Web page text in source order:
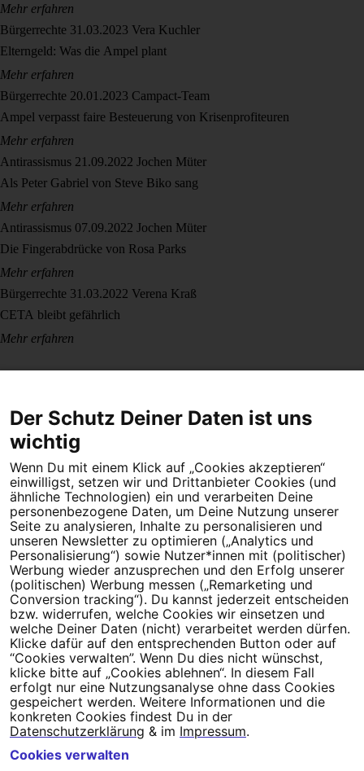
Mehr erfahren
Bürgerrechte 31.03.2023 Vera Kuchler
Elterngeld: Was die Ampel plant
Mehr erfahren
Bürgerrechte 20.01.2023 Campact-Team
Ampel verpasst faire Besteuerung von Krisenprofiteuren
Mehr erfahren
Antirassismus 21.09.2022 Jochen Müter
Als Peter Gabriel von Steve Biko sang
Mehr erfahren
Antirassismus 07.09.2022 Jochen Müter
Die Fingerabdrücke von Rosa Parks
Mehr erfahren
Bürgerrechte 31.03.2022 Verena Kraß
CETA bleibt gefährlich
Mehr erfahren
Dein Engagement macht den Unterschied. Schließe Dich 4,5
Millionen Menschen an.
Newsletter bestellen
Campact e.V.
IBAN DE95 2‍5‍1‍2 0‍5‍1‍0 6‍9‍8‍0 0‍0‍0‍0 0‍0
SozialBank
Direkt online spenden
NewsletterHilfe und
FAQKontakt DatenschutzImpressumCookie Einstellungen
Der Schutz Deiner Daten ist uns
wichtig
Wenn Du mit einem Klick auf „Cookies akzeptieren“
einwilligst, setzen wir und Drittanbieter Cookies (und
ähnliche Technologien) ein und verarbeiten Deine
personenbezogene Daten, um Deine Nutzung unserer
Seite zu analysieren, Inhalte zu personalisieren und
unseren Newsletter zu optimieren („Analytics und
Personalisierung“) sowie Nutzer*innen mit (politischer)
Werbung wieder anzusprechen und den Erfolg unserer
(politischen) Werbung messen („Remarketing und
Conversion tracking“). Du kannst jederzeit entscheiden
bzw. widerrufen, welche Cookies wir einsetzen und
welche Deiner Daten (nicht) verarbeitet werden dürfen.
Klicke dafür auf den entsprechenden Button oder auf
“Cookies verwalten”. Wenn Du dies nicht wünschst,
klicke bitte auf „Cookies ablehnen“. In diesem Fall
erfolgt nur eine Nutzungsanalyse ohne dass Cookies
gespeichert werden. Weitere Informationen und die
konkreten Cookies findest Du in der
Datenschutzerklärung & im Impressum.
Cookies verwalten